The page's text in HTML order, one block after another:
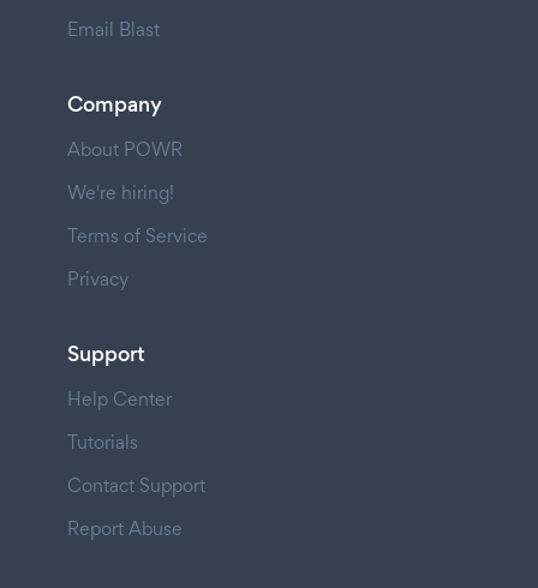
Email Blast
Company
About POWR
We're hiring!
Terms of Service
Privacy
Support
Help Center
Tutorials
Contact Support
Report Abuse